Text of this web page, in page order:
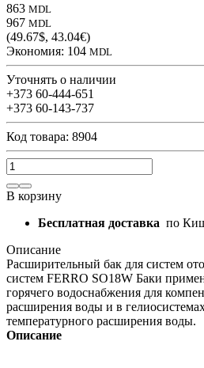
863 MDL
967 MDL
(49.67$, 43.04€)
Экономия: 104 MDL
Уточнять о наличии
+373 60-444-651
+373 60-143-737
Код товара: 8904
В корзину
Бесплатная доставка по
Описание
Расширительный бак для систем
систем FERRO SO18W Баки
горячего водоснабжения для
расширения воды и в
температурного расширения воды.
Описание